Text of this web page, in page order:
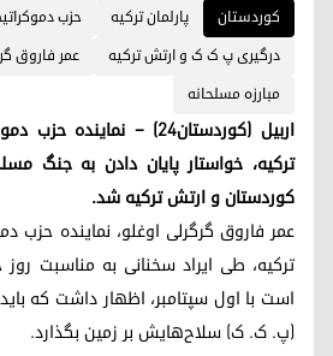
کوردستان
پارلمان ترکیه
حزب
درگیری پ ک ک و ارتش ترکیه
عمر فاروق
مبارزه مسلحانه
اربیل (کوردستان٢٤) –
ترکیه، خواستار پایان دادن به جنگ
کوردستان و ارتش ترکیه شد.
عمر فاروق گرگرلی اوغلو، نماینده حزب
ترکیه، طی ایراد سخنانی به مناسبت
است با اول سپتامبر، اظهار داشت که
(پ. ک. ک) سلاح‌هایش بر زمین بگذارد.